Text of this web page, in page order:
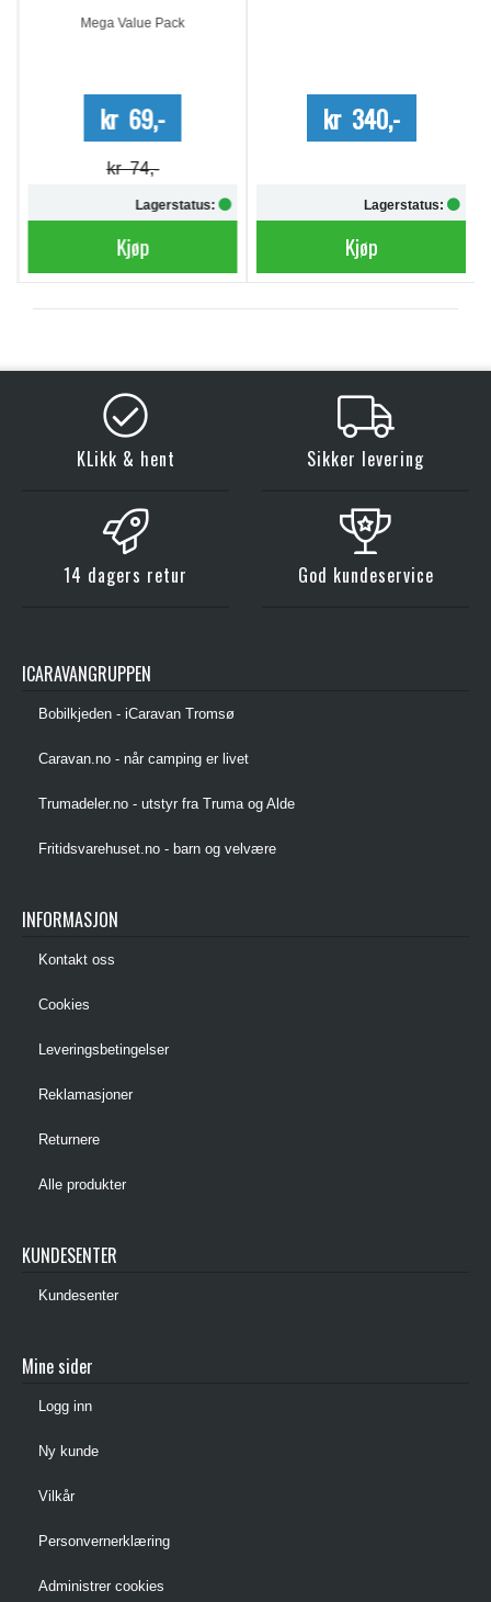
Mega Value Pack
kr 69,-
kr 74,-
Lagerstatus:
Kjøp
kr 340,-
Lagerstatus:
Kjøp
KLikk & hent Sikker levering
14 dagers retur God kundeservice
ICARAVANGRUPPEN
Bobilkjeden - iCaravan Tromsø
Caravan.no - når camping er livet
Trumadeler.no - utstyr fra Truma og Alde
Fritidsvarehuset.no - barn og velvære
INFORMASJON
Kontakt oss
Cookies
Leveringsbetingelser
Reklamasjoner
Returnere
Alle produkter
KUNDESENTER
Kundesenter
Mine sider
Logg inn
Ny kunde
Vilkår
Personvernerklæring
Administrer cookies